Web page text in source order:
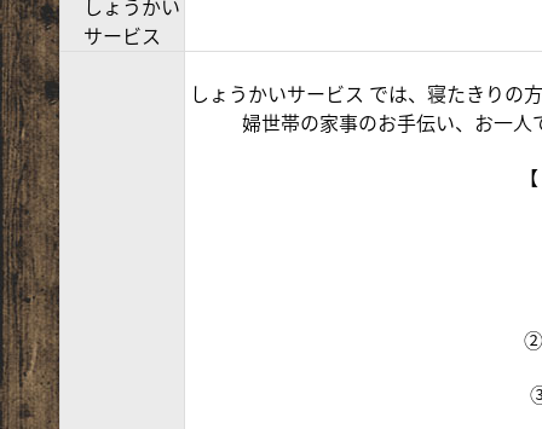
しょうかい
サービス
しょうかいサービス では、寝たきりの
婦世帯の家事のお手伝い、お一
②